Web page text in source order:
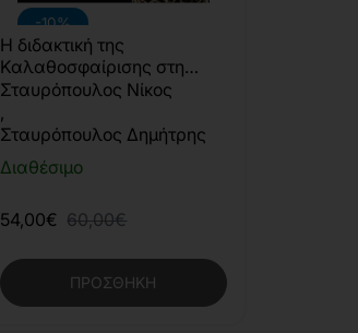
-10%
Διαθέσιμο
Η διδακτική της
Καλαθοσφαίρισης στη
Φυσική Αγωγή
Σταυρόπουλος Νίκος
,
Σταυρόπουλος Δημήτρης
54,00€ 60,00€
ΠΡΟΣΘΉΚΗ